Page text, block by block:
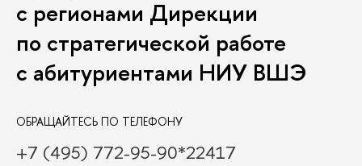
с регионами Дирекции
по стратегической работе
с абитуриентами НИУ ВШЭ
ОБРАЩАЙТЕСЬ ПО ТЕЛЕФОНУ
+7 (495) 772-95-90*22417